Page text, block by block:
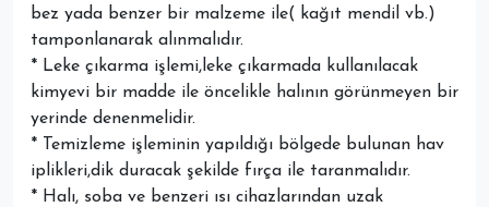
bez yada benzer bir malzeme ile( kağıt mendil vb.)
tamponlanarak alınmalıdır.
* Leke çıkarma işlemi,leke çıkarmada kullanılacak
kimyevi bir madde ile öncelikle halının görünmeyen bir
yerinde denenmelidir.
* Temizleme işleminin yapıldığı bölgede bulunan hav
iplikleri,dik duracak şekilde fırça ile taranmalıdır.
* Halı, soba ve benzeri ısı cihazlarından uzak